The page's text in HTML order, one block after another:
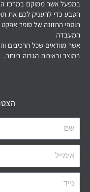
במפעל אשר ממוקם במרכז
הטבע כדי להעניק לכם את
תוספי התזונה של סופר
המעבדה
אשר מוודאים שכל הרכיבים
במוצר ובאיכות הגבוה ביותר.